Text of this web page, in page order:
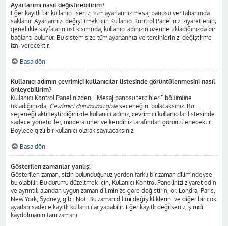
Ayarlarımı nasıl değiştirebilirim?
Eğer kayıtlı bir kullanıcı iseniz, tüm ayarlarınız mesaj panosu veritabanında
saklanır. Ayarlarınızı değiştirmek için Kullanıcı Kontrol Panelinizi ziyaret edin;
genellikle sayfaların üst kısmında, kullanıcı adınızın üzerine tıkladığınızda bir
bağlantı bulunur. Bu sistem size tüm ayarlarınızı ve tercihlerinizi değiştirme
izni verecektir.
Başa dön
Kullanıcı adımın çevrimiçi kullanıcılar listesinde görüntülenmesini nasıl
önleyebilirim?
Kullanıcı Kontrol Panelinizden, “Mesaj panosu tercihleri” bölümüne
tıkladığınızda, Çevrimiçi durumumu gizleseçeneğini bulacaksınız. Bu
seçeneği aktifleştirdiğinizde kullanıcı adınız, çevrimiçi kullanıcılar listesinde
sadece yöneticiler, moderatörler ve kendiniz tarafından görüntülenecektir.
Böylece gizli bir kullanıcı olarak sayılacaksınız.
Başa dön
Gösterilen zamanlar yanlış!
Gösterilen zaman, sizin bulunduğunuz yerden farklı bir zaman dilimindeyse
bu olabilir. Bu durumu düzeltmek için, Kullanıcı Kontrol Panelinizi ziyaret edin
ve ayrıntılı alandan uygun zaman diliminize göre değiştirin, ör. Londra, Paris,
New York, Sydney, gibi. Not: Bu zaman dilimi değişikliklerini ve diğer bir çok
ayarları sadece kayıtlı kullanıcılar yapabilir. Eğer kayıtlı değilseniz, şimdi
kaydolmanın tam zamanı.